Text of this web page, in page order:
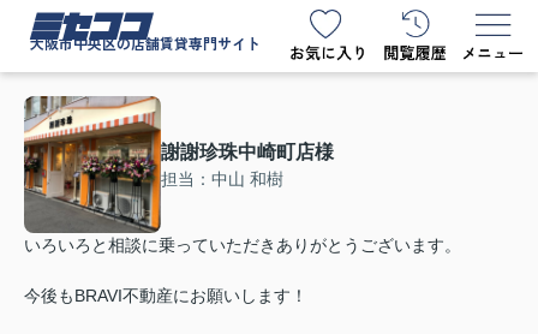
ミセココ
大阪市中央区の店舗賃貸専門サイト
謝謝珍珠中崎町店様
担当：中山 和樹
いろいろと相談に乗っていただきありがとうございます。
今後もBRAVI不動産にお願いします！